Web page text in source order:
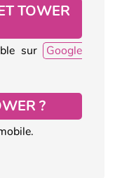
TOWER
sur
Google
?